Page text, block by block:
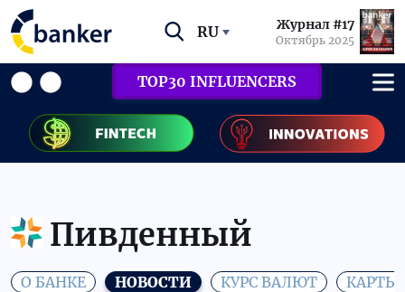
RU Журнал #17
Октябрь 2025
TOP30 INFLUENCERS
Пивденный
О БАНКЕ НОВОСТИ КУРС ВАЛЮТ КАРТЫ